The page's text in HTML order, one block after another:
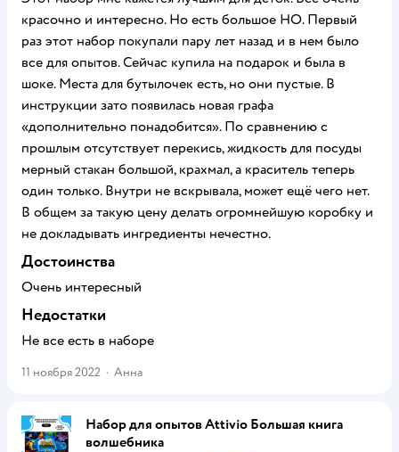
красочно и интересно. Но есть большое НО. Первый
раз этот набор покупали пару лет назад и в нем было
все для опытов. Сейчас купила на подарок и была в
шоке. Места для бутылочек есть, но они пустые. В
инструкции зато появилась новая графа
«дополнительно понадобится». По сравнению с
прошлым отсутствует перекись, жидкость для посуды
мерный стакан большой, крахмал, а краситель теперь
один только. Внутри не вскрывала, может ещё чего нет.
В общем за такую цену делать огромнейшую коробку и
не докладывать ингредиенты нечестно.
Достоинства
Очень интересный
Недостатки
Не все есть в наборе
11 ноября 2022 · Анна
Набор для опытов Attivio Большая книга
волшебника